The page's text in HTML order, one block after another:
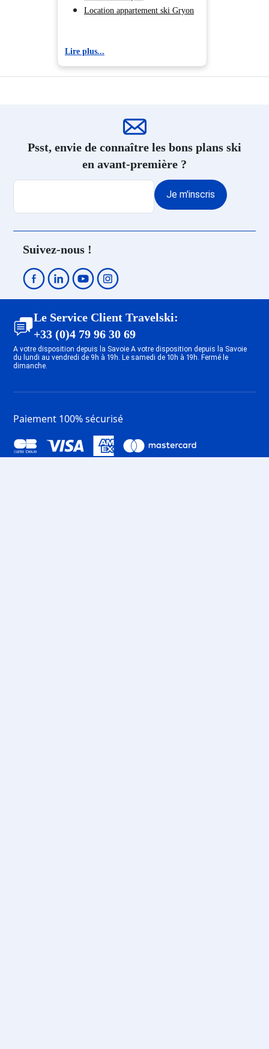
Location appartement ski Gryon
Lire plus...
Psst, envie de connaître les bons plans ski
en avant-première ?
Je m'inscris
Suivez-nous !
Le Service Client Travelski:
+33 (0)4 79 96 30 69
A votre disposition depuis la Savoie A votre disposition depuis la Savoie
du lundi au vendredi de 9h à 19h. Le samedi de 10h à 19h. Fermé le
dimanche.
Paiement 100% sécurisé